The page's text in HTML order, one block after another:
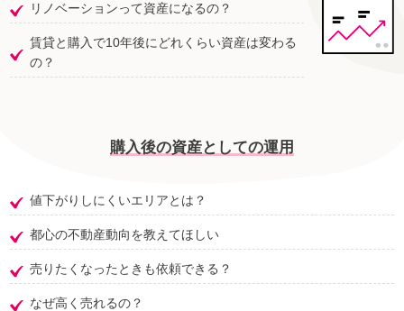
リノベーションって資産になるの？
賃貸と購入で10年後にどれくらい資産は変わる
の？
購入後の資産としての運用
値下がりしにくいエリアとは？
都心の不動産動向を教えてほしい
売りたくなったときも依頼できる？
なぜ高く売れるの？